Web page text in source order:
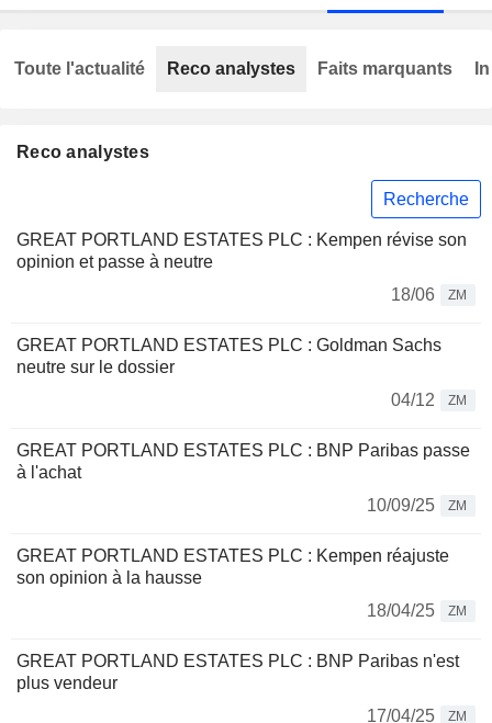
Reco analystes
Recherche
GREAT PORTLAND ESTATES PLC : Kempen révise son
opinion et passe à neutre
18/06
ZM
GREAT PORTLAND ESTATES PLC : Goldman Sachs
neutre sur le dossier
04/12
ZM
GREAT PORTLAND ESTATES PLC : BNP Paribas passe
à l'achat
10/09/25
ZM
GREAT PORTLAND ESTATES PLC : Kempen réajuste
son opinion à la hausse
18/04/25
ZM
GREAT PORTLAND ESTATES PLC : BNP Paribas n'est
plus vendeur
17/04/25
ZM
Toute l'actualité Reco analystes Faits marquants